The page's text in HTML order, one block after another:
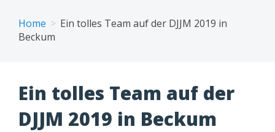
content
Home
Ein tolles Team auf der DJJM 2019 in
Beckum
Ein tolles Team auf der
DJJM 2019 in Beckum